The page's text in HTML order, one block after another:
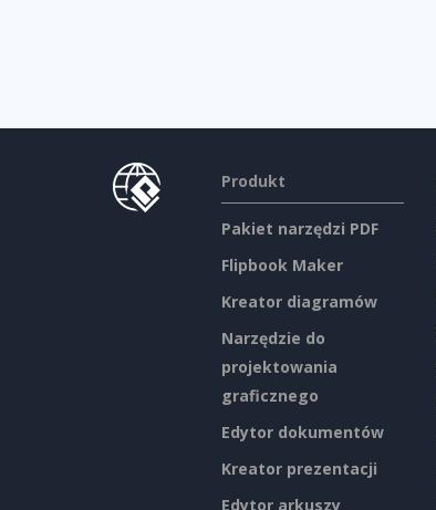
Produkt
Pakiet narzędzi PDF
Flipbook Maker
Kreator diagramów
Narzędzie do
projektowania
graficznego
Edytor dokumentów
Kreator prezentacji
Edytor arkuszy